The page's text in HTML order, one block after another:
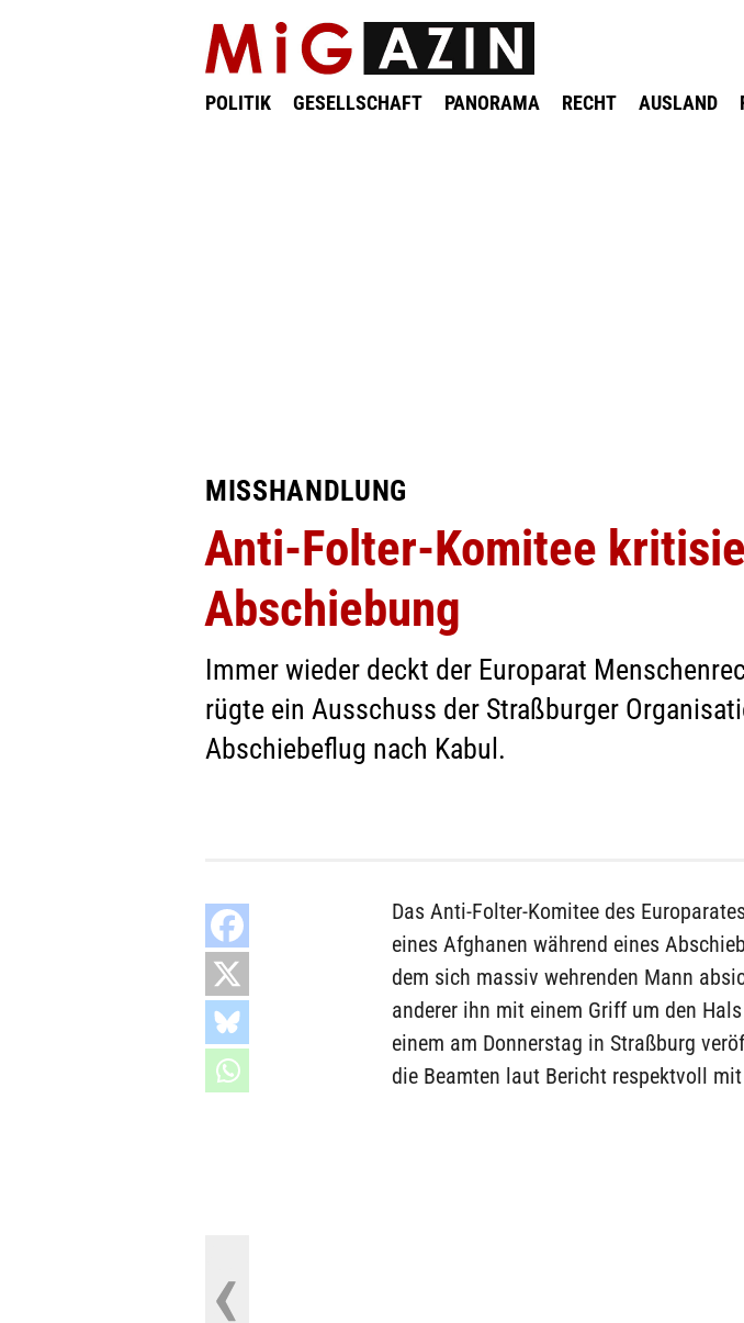
POLITIK GESELLSCHAFT PANORAMA RECHT AUSLAND
MISSHANDLUNG
Anti-Folter-Komitee
Abschiebung
Immer wieder deckt der Europarat
rügte ein Ausschuss der Straßburger
Abschiebeflug nach Kabul.
Das Anti-Folter-Komitee des
eines Afghanen während eines
dem sich massiv wehrenden Mann
anderer ihn mit einem Griff um den
einem am Donnerstag in Straßburg
die Beamten laut Bericht respektvoll